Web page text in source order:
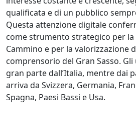
qualificata e di un pubblico
Questa attenzione digitale
come strumento strategico per
Cammino e per la valorizzazione
comprensorio del Gran Sasso.
gran parte dall’Italia, mentre dai
arriva da Svizzera, Germania,
Spagna, Paesi Bassi e Usa.